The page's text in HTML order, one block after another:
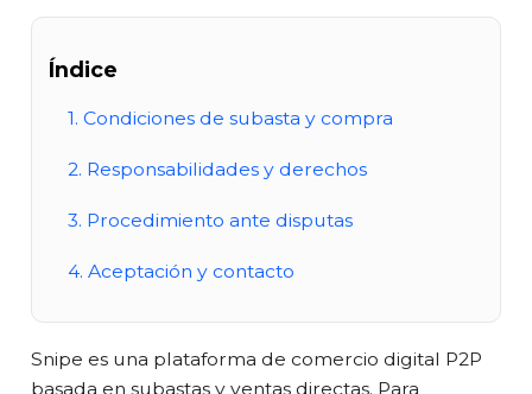
Índice
1. Condiciones de subasta y compra
2. Responsabilidades y derechos
3. Procedimiento ante disputas
4. Aceptación y contacto
Snipe es una plataforma de comercio digital P2P
basada en subastas y ventas directas. Para